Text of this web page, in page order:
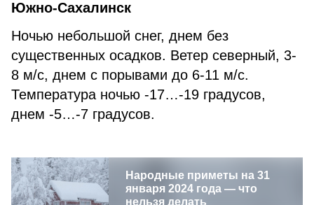
Южно-Сахалинск
Ночью небольшой снег, днем без
существенных осадков. Ветер северный, 3-
8 м/с, днем с порывами до 6-11 м/с.
Температура ночью -17…-19 градусов,
днем -5…-7 градусов.
Народные приметы на 31
января 2024 года — что
нельзя делать